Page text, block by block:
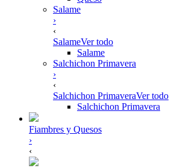
Salame
›
‹
SalameVer todo
Salame
Salchichon Primavera
›
‹
Salchichon PrimaveraVer todo
Salchichon Primavera
Fiambres y Quesos
›
‹